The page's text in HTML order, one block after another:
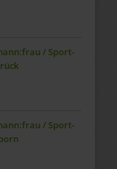
/ Sport-
/ Sport-